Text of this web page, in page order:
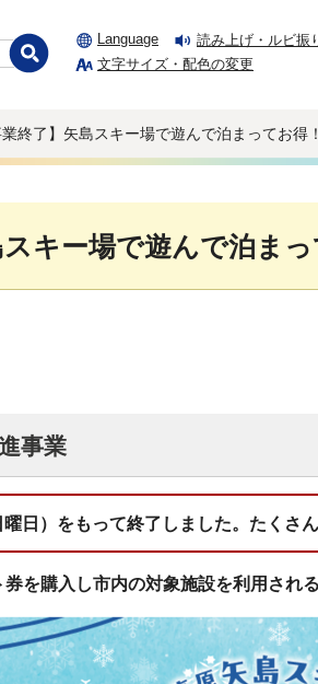
Language
読み上げ・ルビ振
文字サイズ・配色の変更
終了】矢島スキー場で遊んで泊まってお得
スキー場で遊んで泊ま
事業
日）をもって終了しました。たくさ
を購入し市内の対象施設を利用され